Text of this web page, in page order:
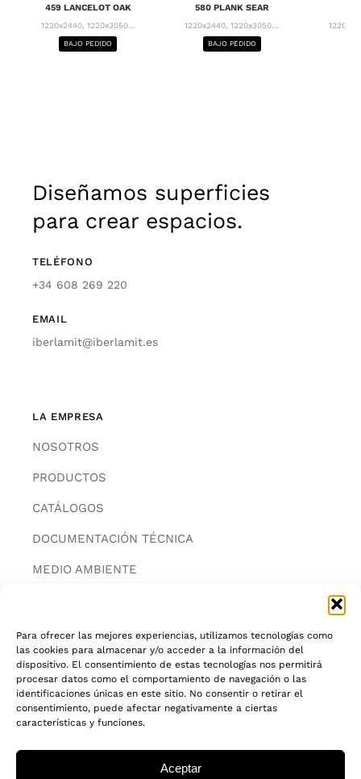
Para ofrecer las mejores experiencias, utilizamos tecnologías como
las cookies para almacenar y/o acceder a la información del
dispositivo. El consentimiento de estas tecnologías nos permitirá
procesar datos como el comportamiento de navegación o las
identificaciones únicas en este sitio. No consentir o retirar el
consentimiento, puede afectar negativamente a ciertas
características y funciones.
Aceptar
459 LANCELOT OAK
1220x2440, 1220x3050...
BAJO PEDIDO
580 PLANK SEAR
1220x2440, 1220x3050...
BAJO PEDIDO
Diseñamos superficies
para crear espacios.
TELÉFONO
+34 608 269 220
EMAIL
iberlamit@iberlamit.es
LA EMPRESA
NOSOTROS
PRODUCTOS
CATÁLOGOS
DOCUMENTACIÓN TÉCNICA
MEDIO AMBIENTE
INFORMACIÓN
AVISO LEGAL
POLITICA DE PRIVACIDAD